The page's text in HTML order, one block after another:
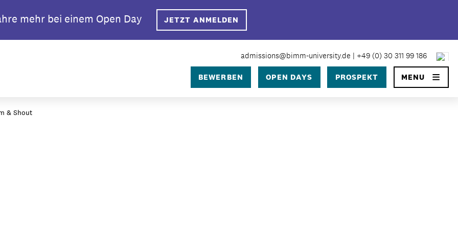
mehr bei einem Open Day JETZT ANMELDEN
admissions@bimm-university.de | +49 (0) 30 311 99 186
BEWERBEN OPEN DAYS PROSPEKT MENU
×
& Shout